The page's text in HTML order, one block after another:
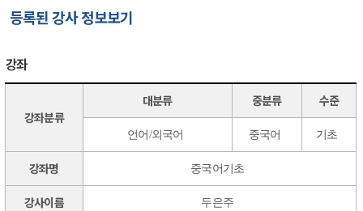
등록된 강사 정보보기
강좌
강좌분류
대분류 중분류 수준
언어/외국어 중국어 기초
강좌명 중국어기초
강사이름 두은주